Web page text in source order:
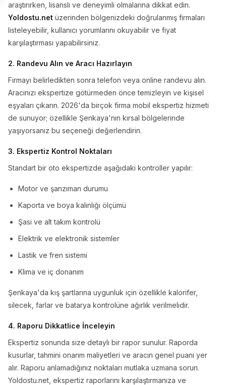
araştırırken, lisanslı ve deneyimli olmalarına dikkat edin.
Yoldostu.net üzerinden bölgenizdeki doğrulanmış firmaları
listeleyebilir, kullanıcı yorumlarını okuyabilir ve fiyat
karşılaştırması yapabilirsiniz.
2. Randevu Alın ve Aracı Hazırlayın
Firmayı belirledikten sonra telefon veya online randevu alın.
Aracınızı ekspertize götürmeden önce temizleyin ve kişisel
eşyaları çıkarın. 2026'da birçok firma mobil ekspertiz hizmeti
de sunuyor; özellikle Şenkaya'nın kırsal bölgelerinde
yaşıyorsanız bu seçeneği değerlendirin.
3. Ekspertiz Kontrol Noktaları
Standart bir oto ekspertizde aşağıdaki kontroller yapılır:
Motor ve şanzıman durumu
Kaporta ve boya kalınlığı ölçümü
Şasi ve alt takım kontrolü
Elektrik ve elektronik sistemler
Lastik ve fren sistemi
Klima ve iç donanım
Şenkaya'da kış şartlarına uygunluk için özellikle kalorifer,
silecek, farlar ve batarya kontrolüne ağırlık verilmelidir.
4. Raporu Dikkatlice İnceleyin
Ekspertiz sonunda size detaylı bir rapor sunulur. Raporda
kusurlar, tahmini onarım maliyetleri ve aracın genel puanı yer
alır. Raporu anlamadığınız noktaları mutlaka uzmana sorun.
Yoldostu.net, ekspertiz raporlarını karşılaştırmanıza ve